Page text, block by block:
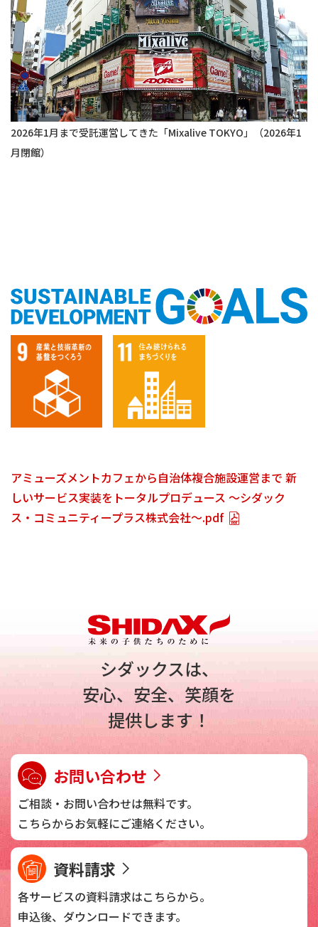
2026年1月まで受託運営してきた「Mixalive TOKYO」（2026年1
月閉館）
アミューズメントカフェから自治体複合施設運営まで 新
しいサービス実装をトータルプロデュース ～シダック
ス・コミュニティープラス株式会社～.pdf
シダックスは、
安心、安全、笑顔を
提供します！
お問い合わせ
ご相談・お問い合わせは無料です。
こちらからお気軽にご連絡ください。
資料請求
各サービスの資料請求はこちらから。
申込後、 ダウンロードできます。